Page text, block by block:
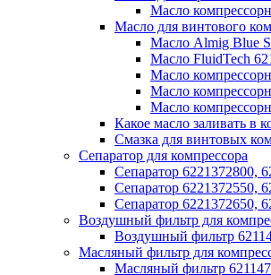
Масло
Масло для винтового
Масло Almig Blue
Масло FluidTech
Масло
Масло
Масло
Какое масло заливать в
Смазка для винтовых
Сепаратор для компрессора
Сепаратор 6221372800,
Сепаратор 6221372550,
Сепаратор 6221372650,
Воздушный фильтр для
Воздушный фильтр
Масляный фильтр для
Масляный фильтр